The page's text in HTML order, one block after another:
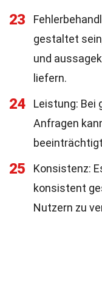
23
gestaltet
und
liefern.
24
Leistung: Bei
Anfragen
25
Konsistenz:
konsistent
Nutzern zu